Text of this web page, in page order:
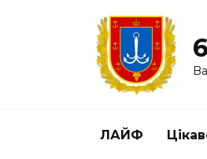
ЛАЙФ